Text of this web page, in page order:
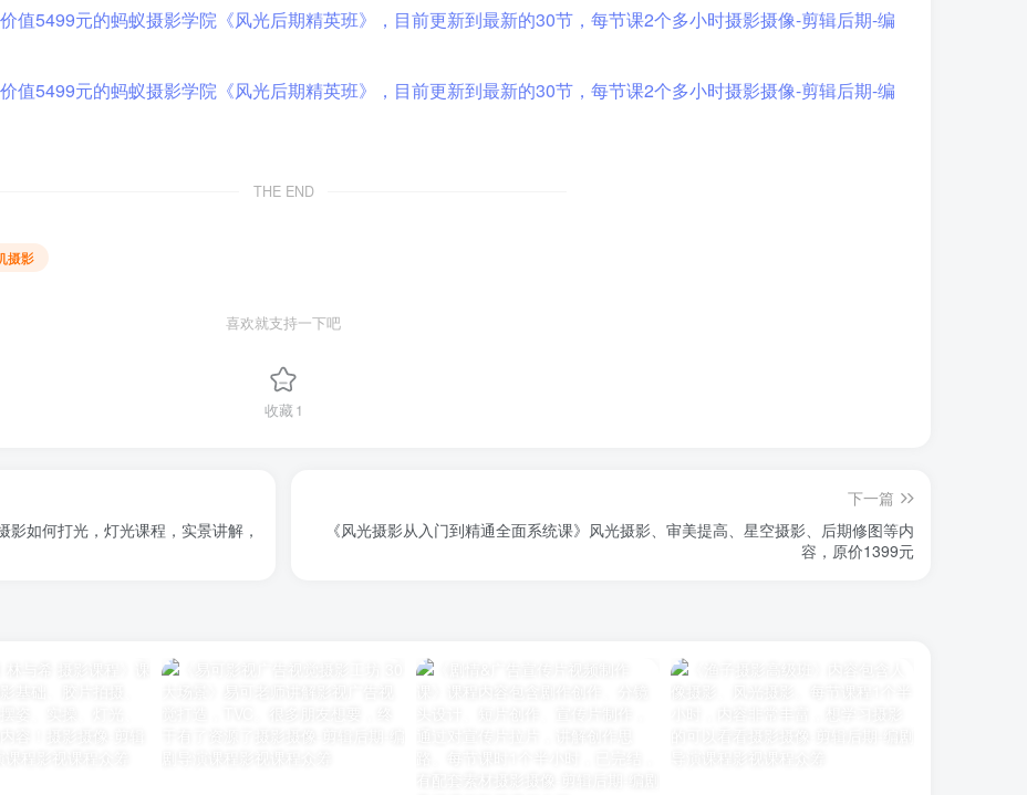
THE END
摄影
喜欢就支持一下吧
收藏1
如何打光，灯光课程，实景讲解，
下一篇
《风光摄影从入门到精通全面系统课》风光摄影、审美提高、星空摄影、后期修图等内
容，原价1399元